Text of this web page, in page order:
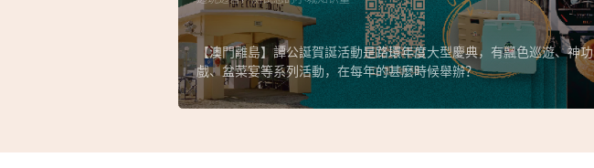
【澳門離島】譚公誕賀誕活動是路環年度大型慶典，有飄色巡遊、神功
戲、盆菜宴等系列活動，在每年的甚麼時候舉辦？